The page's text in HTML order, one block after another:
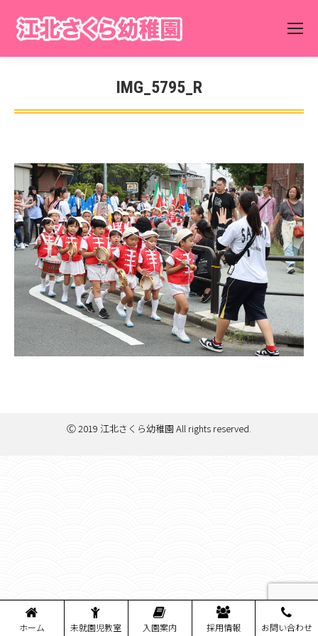
IMG_5795_R
You are here:
Ⓒ 2019 江北さくら幼稚園 All rights reserved.
ホーム 未就園児教室 入園案内 採用情報 お問い合わせ